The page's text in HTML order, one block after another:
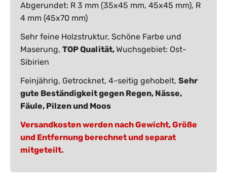
Abgerundet: R 3 mm (35x45 mm, 45x45 mm), R
4 mm (45x70 mm)
Sehr feine Holzstruktur, Schöne Farbe und
Maserung, TOP Qualität,Wuchsgebiet: Ost-
Sibirien
Feinjährig, Getrocknet, 4-seitig gehobelt, Sehr
gute Beständigkeit gegen Regen, Nässe,
Fäule, Pilzen und Moos
Versandkosten werden nach Gewicht, Größe
und Entfernung berechnet und separat
mitgeteilt.